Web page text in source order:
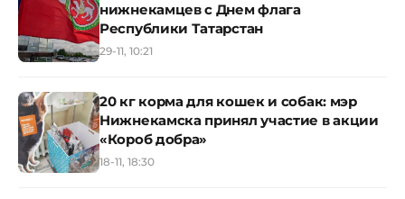
нижнекамцев с Днем флага
Республики Татарстан
29-11, 10:21
20 кг корма для кошек и собак: мэр
Нижнекамска принял участие в акции
«Короб добра»
18-11, 18:30